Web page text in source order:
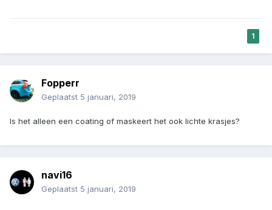
1
Fopperr
Geplaatst 5 januari, 2019
Is het alleen een coating of maskeert het ook lichte krasjes?
navi16
Geplaatst 5 januari, 2019